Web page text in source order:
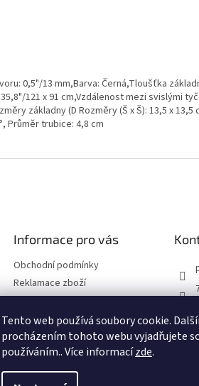
Tento web používá soubory cookie.
procházením tohoto webu vyjadřujete
používáním.. Více informacízde.
0,5"/13 mm,Barva: Černá,Tloušťka
121 x 91 cm,Vzdálenost mezi svislými
základny (D Rozměry (Š x Š): 13,5 x 13,5
Průměr trubice: 4,8 cm
Informace pro vás
Obchodní podmínky
Reklamace zboží
Kontakty
Moje objednávka